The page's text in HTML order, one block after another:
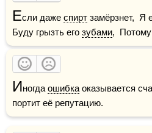
Если даже спирт замёрзнет,  Я
Буду грызть его зубами,
Иногда ошибка оказывается
портит её репутацию.